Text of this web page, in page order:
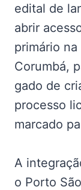
edital de
abrir
primário
Corumbá,
gado de
processo
marcado
A
o Porto